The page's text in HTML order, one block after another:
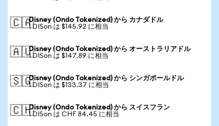
🇨🇦Disney (Ondo Tokenized) から カナダドル
1 DISon は $145.92 に相当
🇦🇺Disney (Ondo Tokenized) から オーストラリアドル
1 DISon は $147.89 に相当
🇸🇬Disney (Ondo Tokenized) から シンガポールドル
1 DISon は $133.37 に相当
🇨🇭Disney (Ondo Tokenized) から スイスフラン
1 DISon は CHF 84.45 に相当